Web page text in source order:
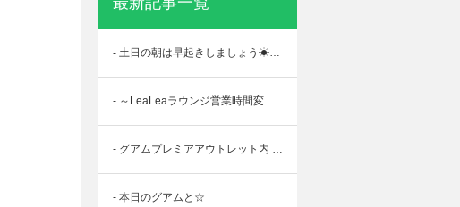
- 土日の朝は早起きしましょう☀デデド朝市
- ～LeaLeaラウンジ営業時間変更とイベントのお知らせ～
- グアムプレミアアウトレット内 ツアーデスクOPENのご案内
- 本日のグアムと☆